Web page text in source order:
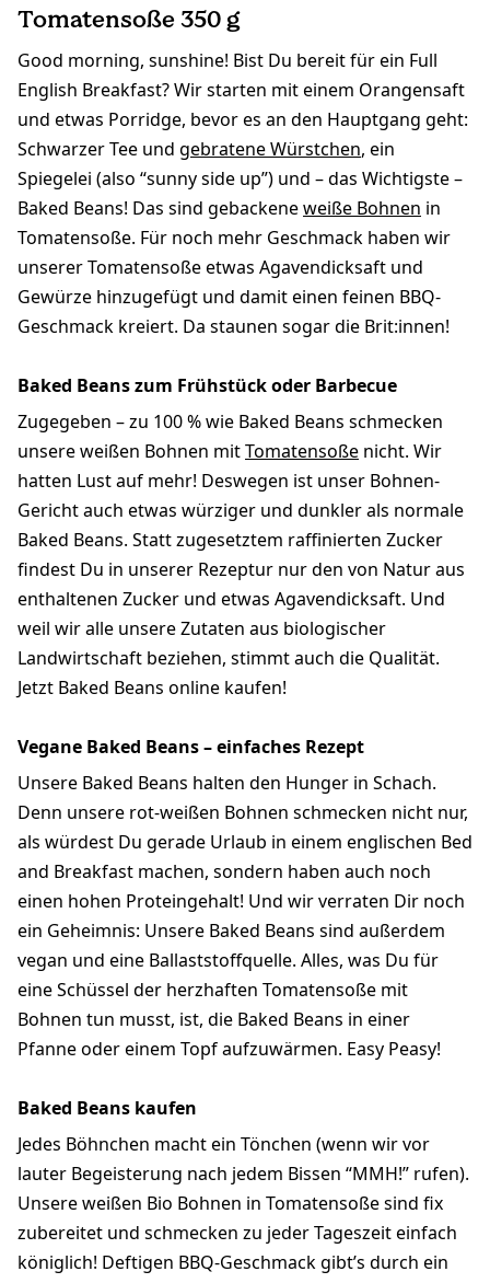
Tomatensoße 350 g
Good morning, sunshine! Bist Du bereit für ein Full
English Breakfast? Wir starten mit einem Orangensaft
und etwas Porridge, bevor es an den Hauptgang geht:
Schwarzer Tee und gebratene Würstchen, ein
Spiegelei (also “sunny side up”) und – das Wichtigste –
Baked Beans! Das sind gebackeneweiße Bohnen in
Tomatensoße. Für noch mehr Geschmack haben wir
unserer Tomatensoße etwas Agavendicksaft und
Gewürze hinzugefügt und damit einen feinen BBQ-
Geschmack kreiert. Da staunen sogar die Brit:innen!
Baked Beans zum Frühstück oder Barbecue
Zugegeben – zu 100 % wie Baked Beans schmecken
unsere weißen Bohnen mitTomatensoße nicht. Wir
hatten Lust auf mehr! Deswegen ist unser Bohnen-
Gericht auch etwas würziger und dunkler als normale
Baked Beans. Statt zugesetztem raffinierten Zucker
findest Du in unserer Rezeptur nur den von Natur aus
enthaltenen Zucker und etwas Agavendicksaft. Und
weil wir alle unsere Zutaten aus biologischer
Landwirtschaft beziehen, stimmt auch die Qualität.
Jetzt Baked Beans online kaufen!
Vegane Baked Beans – einfaches Rezept
Unsere Baked Beans halten den Hunger in Schach.
Denn unsere rot-weißen Bohnen schmecken nicht nur,
als würdest Du gerade Urlaub in einem englischen Bed
and Breakfast machen, sondern haben auch noch
einen hohen Proteingehalt! Und wir verraten Dir noch
ein Geheimnis: Unsere Baked Beans sind außerdem
vegan und eine Ballaststoffquelle. Alles, was Du für
eine Schüssel der herzhaften Tomatensoße mit
Bohnen tun musst, ist, die Baked Beans in einer
Pfanne oder einem Topf aufzuwärmen. Easy Peasy!
Baked Beans kaufen
Jedes Böhnchen macht ein Tönchen (wenn wir vor
lauter Begeisterung nach jedem Bissen “MMH!” rufen).
Unsere weißen Bio Bohnen in Tomatensoße sind fix
zubereitet und schmecken zu jeder Tageszeit einfach
königlich! Deftigen BBQ-Geschmack gibt’s durch ein